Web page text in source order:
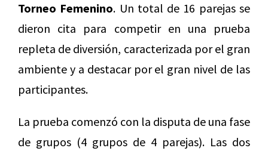
Torneo Femenino. Un total de 16 parejas se
dieron cita para competir en una prueba
repleta de diversión, caracterizada por el gran
ambiente y a destacar por el gran nivel de las
participantes.
La prueba comenzó con la disputa de una fase
de grupos (4 grupos de 4 parejas). Las dos